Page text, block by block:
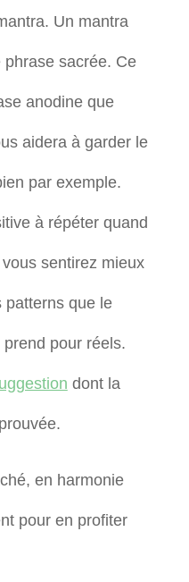
Un mantra
phrase sacrée. Ce
anodine que
aidera à garder le
par exemple.
à répéter quand
sentirez mieux
patterns que le
prend pour réels.
dont la
en harmonie
pour en profiter